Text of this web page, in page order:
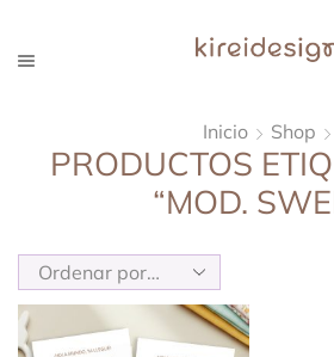
Inicio Shop
PRODUCTOS
“MOD.